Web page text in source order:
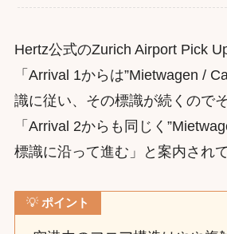
Hertz公式のZurich Airport Pick
「Arrival 1からは”Mietwagen /
識に従い、その標識が続くので
「Arrival 2からも同じく
標識に沿って進む」と案内されて
💡 ポイント